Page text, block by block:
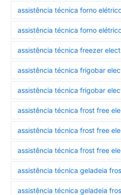
assistência técnica forno
assistência técnica forno
assistência técnica freezer
assistência técnica frigobar
assistência técnica frigobar
assistência técnica frost free
assistência técnica frost free
assistência técnica frost free
assistência técnica geladeia
assistência técnica geladeia